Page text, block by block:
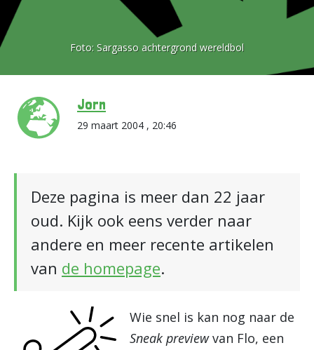
Foto: Sargasso achtergrond wereldbol
Jorn
29 maart 2004 , 20:46
Deze pagina is meer dan 22 jaar
oud. Kijk ook eens verder naar
andere en meer recente artikelen
van de homepage.
Wie snel is kan nog naar de
Sneak previewvan Flo, een